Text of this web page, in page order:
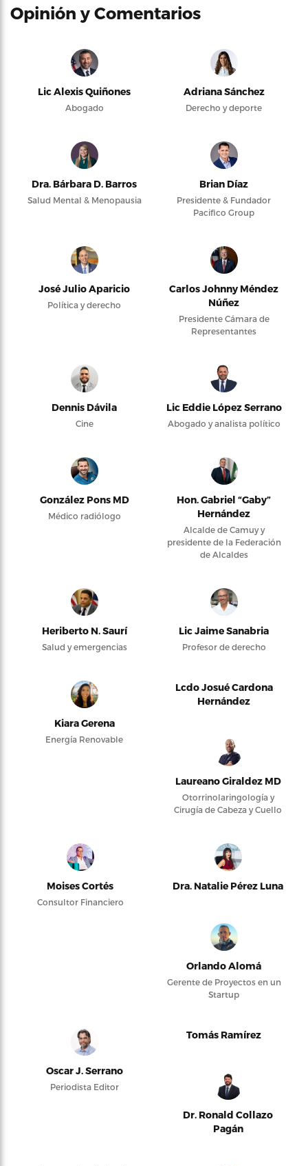
Opinión y Comentarios
Lic Alexis Quiñones
Abogado
Adriana Sánchez
Derecho y deporte
Dra. Bárbara D. Barros
Salud Mental & Menopausia
Brian Díaz
Presidente & Fundador
Pacifico Group
José Julio Aparicio
Política y derecho
Carlos Johnny Méndez
Núñez
Presidente Cámara de
Representantes
Dennis Dávila
Cine
Lic Eddie López Serrano
Abogado y analista político
González Pons MD
Médico radiólogo
Hon. Gabriel “Gaby”
Hernández
Alcalde de Camuy y
presidente de la Federación
de Alcaldes
Heriberto N. Saurí
Salud y emergencias
Lic Jaime Sanabria
Profesor de derecho
Kiara Gerena
Energía Renovable
Lcdo Josué Cardona
Hernández
Laureano Giraldez MD
Otorrinolaringología y
Cirugía de Cabeza y Cuello
Moises Cortés
Consultor Financiero
Dra. Natalie Pérez Luna
Orlando Alomá
Gerente de Proyectos en un
Startup
Oscar J. Serrano
Periodista Editor
Tomás Ramírez
Dr. Ronald Collazo
Pagán